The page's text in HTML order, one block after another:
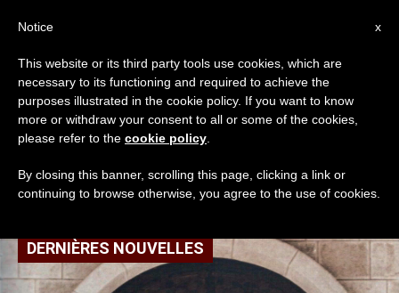
TAG
Posts Tagged ‘بشارة
زكريا’
DERNIÈRES NOUVELLES
x
Notice
This website or its third party tools use cookies, which are
necessary to its functioning and required to achieve the
purposes illustrated in the cookie policy. If you want to know
more or withdraw your consent to all or some of the cookies,
please refer to the cookie policy
By closing this banner, scrolling this page, clicking a link or
continuing to browse otherwise, you agree to the use of cookies.